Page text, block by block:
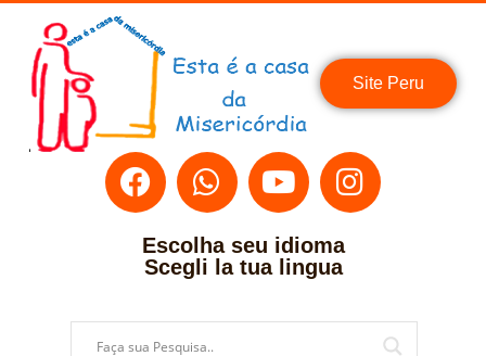
Site Peru
Escolha seu idioma
Scegli la tua lingua